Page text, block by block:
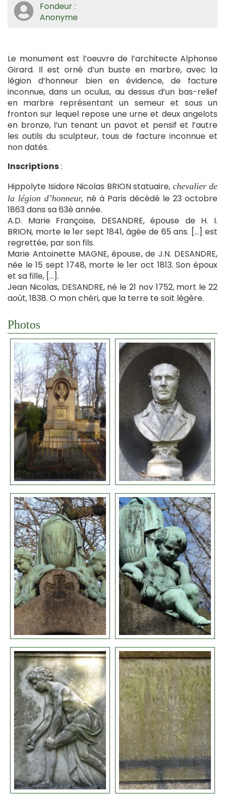
Fondeur :
Anonyme
Le monument est l’oeuvre de l’architecte Alphonse
Girard. Il est orné d’un buste en marbre, avec la
légion d’honneur bien en évidence, de facture
inconnue, dans un oculus, au dessus d’un bas-relief
en marbre représentant un semeur et sous un
fronton sur lequel repose une urne et deux angelots
en bronze, l’un tenant un pavot et pensif et l’autre
les outils du sculpteur, tous de facture inconnue et
non datés.
Inscriptions:
Hippolyte Isidore Nicolas BRION statuaire, chevalier de
la légion d’honneur, né à Paris décédé le 23 octobre
1863 dans sa 63è année.
A.D. Marie Françoise, DESANDRE, épouse de H. I.
BRION, morte le 1er sept 1841, âgée de 65 ans. […] est
regrettée, par son fils.
Marie Antoinette MAGNE, épouse, de J.N. DESANDRE,
née le 15 sept 1748, morte le 1er oct 1813. Son époux
et sa fille, […].
Jean Nicolas, DESANDRE, né le 21 nov 1752, mort le 22
août, 1838. O mon chéri, que la terre te soit légère.
Photos